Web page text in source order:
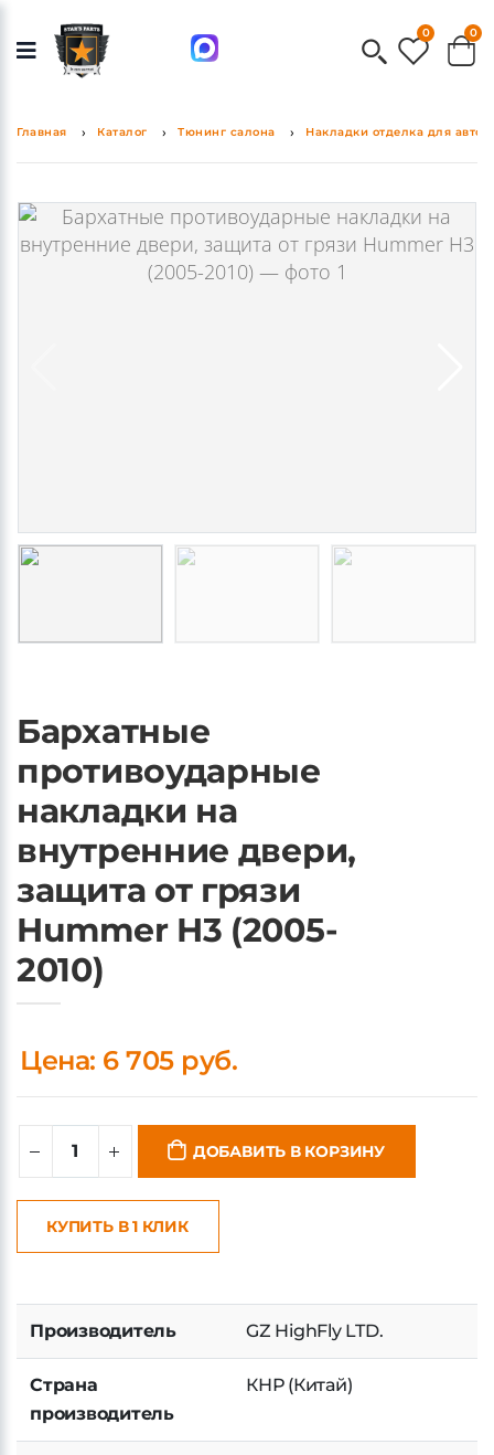
0 0
Главная Каталог Тюнинг салона Накладки отделка для авто
Бархатные
противоударные
накладки на
внутренние двери,
защита от грязи
Hummer H3 (2005-
2010)
Цена: 6 705 руб.
ДОБАВИТЬ В КОРЗИНУ
КУПИТЬ В 1 КЛИК
Производитель GZ HighFly LTD.
Страна
производитель
КНР (Китай)